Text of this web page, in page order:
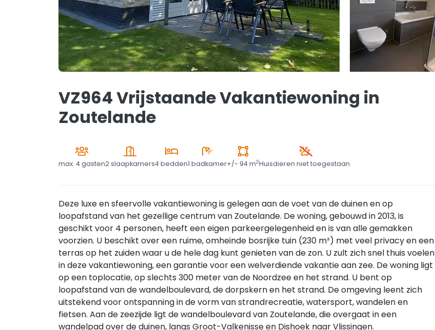
VZ964 Vrijstaande Vakantiewoning in
Zoutelande
max. 4 gasten2 slaapkamers4 bedden1 badkamer+/- 94 m2Huisdieren niet toegestaan
Deze luxe en sfeervolle vakantiewoning is gelegen aan de voet van de duinen en op
loopafstand van het gezellige centrum van Zoutelande. De woning, gebouwd in 2013, is
geschikt voor 4 personen, heeft een eigen parkeergelegenheid en is van alle gemakken
voorzien. U beschikt over een ruime, omheinde bosrijke tuin (230 m²) met veel privacy en een
terras op het zuiden waar u de hele dag kunt genieten van de zon. U zult zich snel thuis voelen
in deze vakantiewoning, een garantie voor een welverdiende vakantie aan zee. De woning ligt
op een toplocatie, op slechts 300 meter van de Noordzee en het strand. U bent op
loopafstand van de wandelboulevard, de dorpskern en het strand. De omgeving leent zich
uitstekend voor ontspanning in de vorm van strandrecreatie, watersport, wandelen en
fietsen. Aan de zeezijde ligt de wandelboulevard van Zoutelande, die overgaat in een
wandelpad over de duinen, langs Groot-Valkenisse en Dishoek naar Vlissingen.